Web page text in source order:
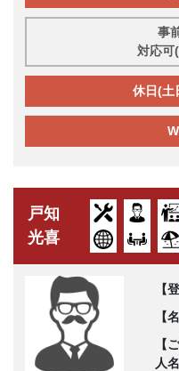
事
対応可
休日(土
戸知
光喜
【
【
【
人